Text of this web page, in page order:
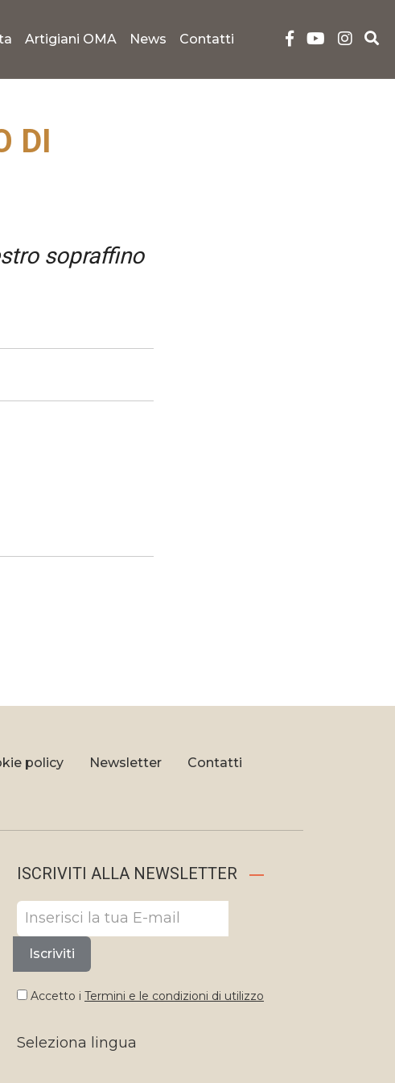
Artigiani OMA News Contatti
DI
sopraffino
policy Newsletter Contatti
ISCRIVITI ALLA NEWSLETTER
Iscriviti
Accetto i Termini e le condizioni di utilizzo
Seleziona lingua